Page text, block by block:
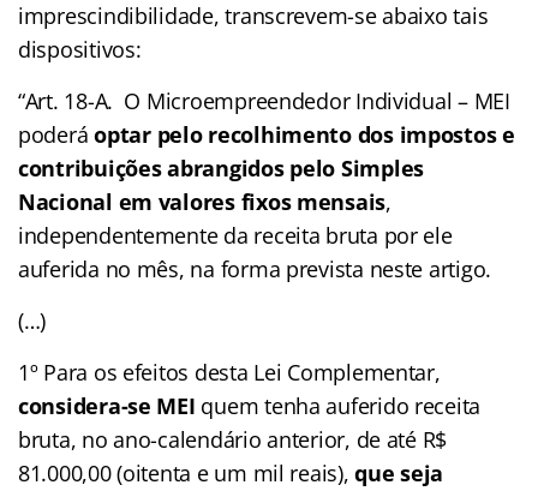
imprescindibilidade, transcrevem-se abaixo tais
dispositivos:
“Art. 18-A. O Microempreendedor Individual – MEI
poderáoptar pelo recolhimento dos impostos e
contribuições abrangidos pelo Simples
Nacional em valores fixos mensais,
independentemente da receita bruta por ele
auferida no mês, na forma prevista neste artigo.
(…)
1º Para os efeitos desta Lei Complementar,
considera-se MEI quem tenha auferido receita
bruta, no ano-calendário anterior, de até R$
81.000,00 (oitenta e um mil reais),que seja